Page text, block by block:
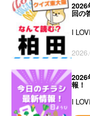
2026
回の
I
2026
報！
I